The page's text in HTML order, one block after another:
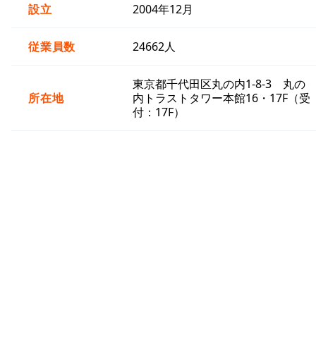
設立 2004年12月
従業員数 24662人
所在地
東京都千代田区丸の内1-8-3 丸の
内トラストタワー本館16・17F（受
付：17F）